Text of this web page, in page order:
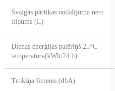
Svaigās pārtikas nodalījuma neto
tilpums (L)
Dienas enerģijas patēriņš 25°C
temperatūrā(kWh/24 h)
Trokšņa līmenis (dbA)